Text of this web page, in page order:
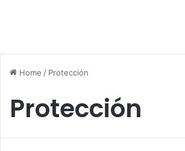
Home / Protección
Protección